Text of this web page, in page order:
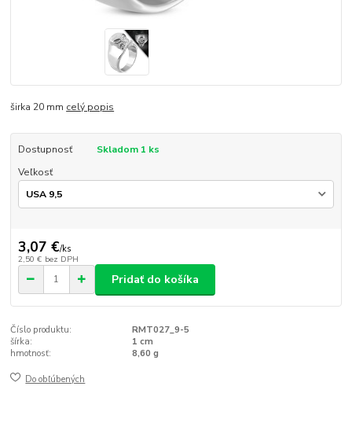
širka 20 mm celý popis
Dostupnosť
Skladom 1 ks
Veľkosť
3,07 €/ks
2,50 € bez DPH
Pridať do košíka
Číslo produktu:
RMT027_9-5
šírka:
1 cm
hmotnosť:
8,60 g
Do obľúbených